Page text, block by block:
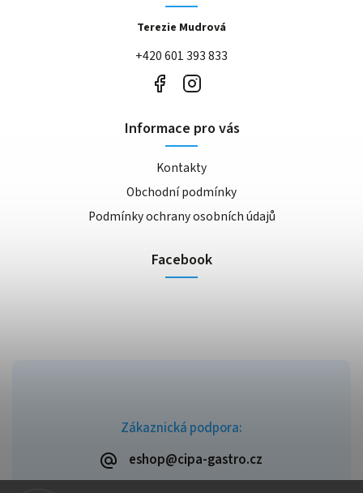
Zákaznická podpora:
eshop@cipa-gastro.cz
Terezie Mudrová
+420 601 393 833
Informace pro vás
Kontakty
Obchodní podmínky
Podmínky ochrany osobních údajů
Facebook